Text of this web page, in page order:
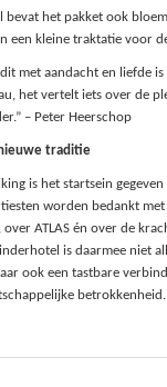
bevat het pakket ook
een kleine traktatie voor
met aandacht en liefde
het vertelt iets over de
– Peter Heerschop
traditie
is het startsein
worden bedankt met
ATLAS én over de
is daarmee niet
ook een tastbare
betrokkenheid.